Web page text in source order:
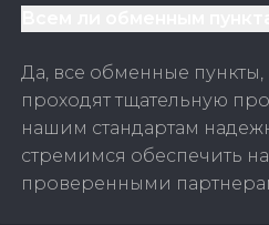
Да, все обменные
проходят тщательную
нашим стандартам
стремимся обеспечить
проверенными